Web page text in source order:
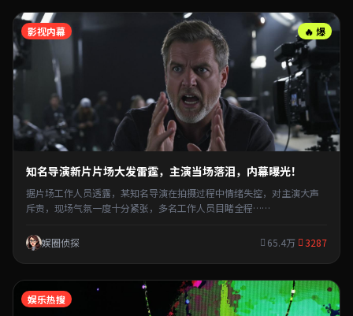
影视内幕 🔥 爆
知名导演新片片场大发雷霆，主演当场落泪，内幕曝光！
据片场工作人员透露，某知名导演在拍摄过程中情绪失控，对主演大声
斥责，现场气氛一度十分紧张，多名工作人员目睹全程……
娱圈侦探 65.4万 3287
娱乐热搜